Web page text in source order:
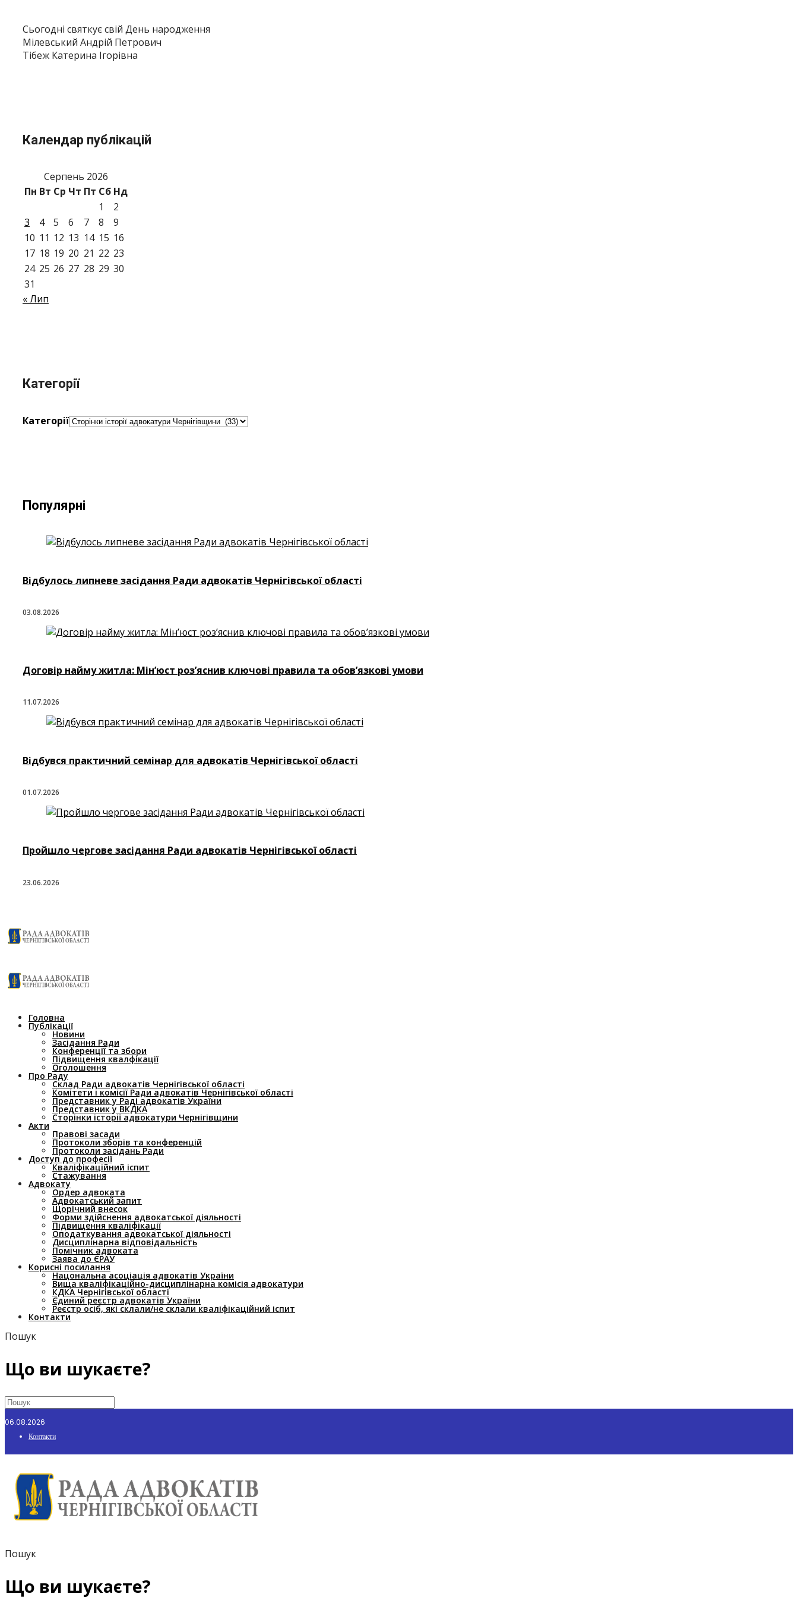
Сьогодні святкує свій День народження
Мілевський Андрій Петрович
Тібеж Катерина Ігорівна
Календар публікацій
Серпень 2026
Пн Вт Ср Чт Пт Сб Нд
1
2
3
4 5 6 7 8
9
10 11 12 13 14 15 16
17 18 19 20 21 22 23
24 25 26 27 28 29 30
31
« Лип
Категорії
Категорії
Популярні
Відбулось липневе засідання Ради адвокатів Чернігівської області
03.08.2026
Договір найму житла: Мін’юст роз’яснив ключові правила та обов’язкові умови
11.07.2026
Відбувся практичний семінар для адвокатів Чернігівської області
01.07.2026
Пройшло чергове засідання Ради адвокатів Чернігівської області
23.06.2026
Головна
Публікації
Новини
Засідання Ради
Конференції та збори
Підвищення квалфікації
Оголошення
Про Раду
Склад Ради адвокатів Чернігівської області
Комітети і комісії Ради адвокатів Чернігівської області
Представник у Раді адвокатів України
Представник у ВКДКА
Сторінки історії адвокатури Чернігівщини
Акти
Правові засади
Протоколи зборів та конференцій
Протоколи засідань Ради
Доступ до професії
Кваліфікаційний іспит
Стажування
Адвокату
Ордер адвоката
Адвокатський запит
Щорічний внесок
Форми здійснення адвокатської діяльності
Підвищення кваліфікації
Оподаткування адвокатської діяльності
Дисциплінарна відповідальність
Помічник адвоката
Заява до ЄРАУ
Корисні посилання
Нацональна асоціація адвокатів України
Вища кваліфікаційно-дисциплінарна комісія адвокатури
КДКА Чернігівської області
Єдиний реєстр адвокатів України
Реєстр осіб, які склали/не склали кваліфікаційний іспит
Контакти
Пошук
Що ви шукаєте?
06.08.2026
Контакти
Пошук
Що ви шукаєте?